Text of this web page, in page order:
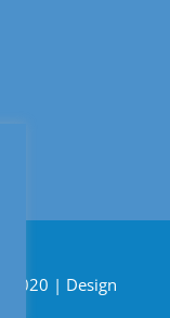
2020 | Design